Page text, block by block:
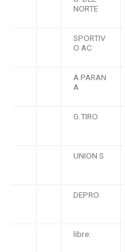
NORTE
SPORTIV
O AC
A.PARAN
A
G.TIRO
UNION S
DEPRO
libre: